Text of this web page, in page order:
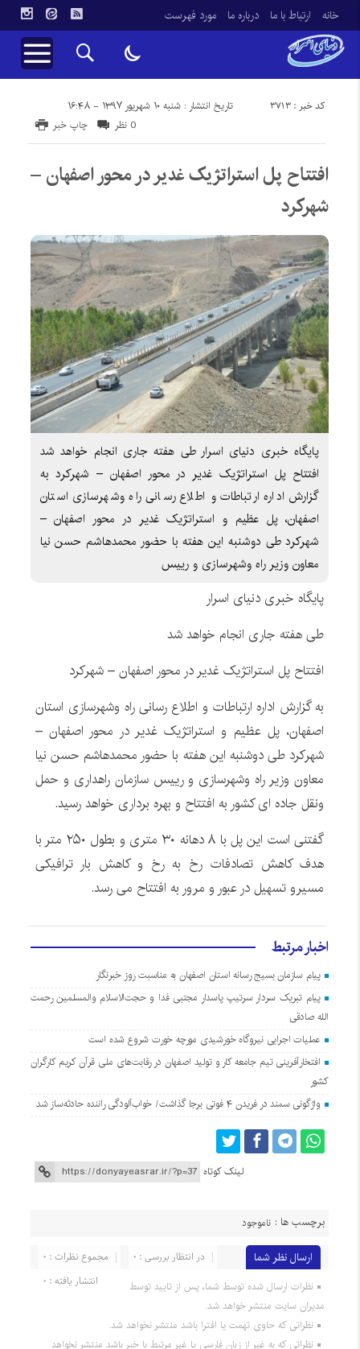
خانه ارتباط با ما درباره ما مورد فهرست
تاریخ انتشار : شنبه ۱۰ شهریور ۱۳۹۷ - ۱۶:۴۸ کد خبر : 3713
چاپ خبر 0 نظر
افتتاح پل استراتژیک غدیر در محور اصفهان –
شهرکرد
پایگاه خبری دنیای اسرار طی هفته جاری انجام خواهد شد
افتتاح پل استراتژیک غدیر در محور اصفهان – شهرکرد به
گزارش اداره ارتباطات و اطلاع رسانی راه وشهرسازی استان
اصفهان، پل عظیم و استراتژیک غدیر در محور اصفهان –
شهرکرد طی دوشنبه این هفته با حضور محمدهاشم حسن نیا
معاون وزیر راه وشهرسازی و رییس
پایگاه خبری دنیای اسرار
طی هفته جاری انجام خواهد شد
افتتاح پل استراتژیک غدیر در محور اصفهان – شهرکرد
به گزارش اداره ارتباطات و اطلاع رسانی راه وشهرسازی استان
اصفهان، پل عظیم و استراتژیک غدیر در محور اصفهان –
شهرکرد طی دوشنبه این هفته با حضور محمدهاشم حسن نیا
معاون وزیر راه وشهرسازی و رییس سازمان راهداری و حمل
ونقل جاده ای کشور به افتتاح و بهره برداری خواهد رسید.
گفتنی است این پل با ۸ دهانه ۳۰ متری و بطول ۲۵۰ متر با
هدف کاهش تصادفات رخ به رخ و کاهش بار ترافیکی
مسیرو تسهیل در عبور و مرور به افتتاح می رسد.
اخبار مرتبط
پیام سازمان بسیج رسانه استان اصفهان به مناسبت روز خبرنگار
پیام تبریک سردار سرتیپ پاسدار مجتبی فدا و حجت‌الاسلام والمسلمین رحمت
الله صادقی
عملیات اجرایی نیروگاه خورشیدی مورچه خورت شروع شده است
افتخارآفرینی تیم جامعه کار و تولید اصفهان در رقابت‌های ملی قرآن کریم کارگران
کشور
واژگونی سمند در فریدن ۴ فوتی برجا گذاشت/ خواب‌آلودگی راننده حادثه‌ساز شد
لینک کوتاه
برچسب ها : ناموجود
ارسال نظر شما مجموع نظرات : 0
در انتظار بررسی : 0
انتشار یافته : 0
نظرات ارسال شده توسط شما، پس از تایید توسط
مدیران سایت منتشر خواهد شد.
نظراتی که حاوی تهمت یا افترا باشد منتشر نخواهد شد.
نظراتی که به غیر از زبان فارسی یا غیر مرتبط با خبر باشد منتشر نخواهد